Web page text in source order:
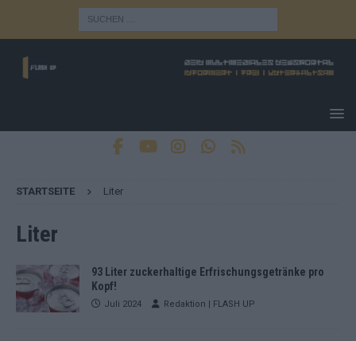
STARTSEITE Liter
Liter
93 Liter zuckerhaltige Erfrischungsgetränke pro
Kopf!
Juli 2024 Redaktion | FLASH UP